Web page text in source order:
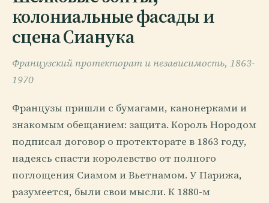
колониальные фасады и
сцена Сианука
Французский протекторат и независимость, 1863-
1970
Французы пришли с бумагами, канонерками и
знакомым обещанием: защита. Король Нородом
подписал договор о протекторате в 1863 году,
надеясь спасти королевство от полного
поглощения Сиамом и Вьетнамом. У Парижа,
разумеется, были свои мысли. К 1880-м